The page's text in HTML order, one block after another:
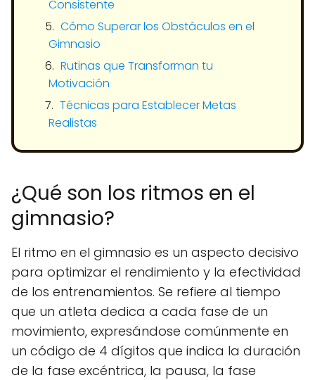
Consistente
Cómo Superar los Obstáculos en el
Gimnasio
Rutinas que Transforman tu
Motivación
Técnicas para Establecer Metas
Realistas
¿Qué son los ritmos en el
gimnasio?
El ritmo en el gimnasio es un aspecto decisivo
para optimizar el rendimiento y la efectividad
de los entrenamientos. Se refiere al tiempo
que un atleta dedica a cada fase de un
movimiento, expresándose comúnmente en
un código de 4 dígitos que indica la duración
de la fase excéntrica, la pausa, la fase